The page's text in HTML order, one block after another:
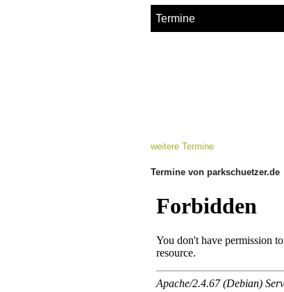
Termine
weitere Termine
Termine von parkschuetzer.de